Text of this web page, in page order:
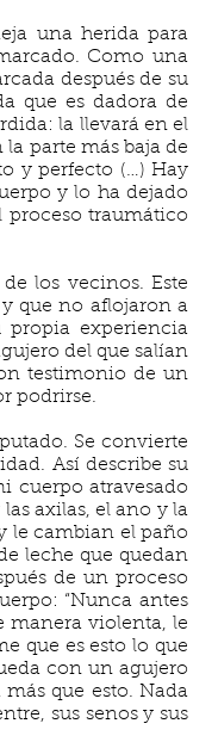
una herida para
Como una
después de su
que es dadora de
la llevará en el
parte más baja de
y perfecto (…) Hay
y lo ha dejado
proceso traumático
los vecinos. Este
que no aflojaron a
experiencia
del que salían
testimonio de un
podrirse.
Se convierte
Así describe su
cuerpo atravesado
axilas, el ano y la
le cambian el paño
leche que quedan
de un proceso
“Nunca antes
manera violenta, le
que es esto lo que
con un agujero
que esto. Nada
sus senos y sus